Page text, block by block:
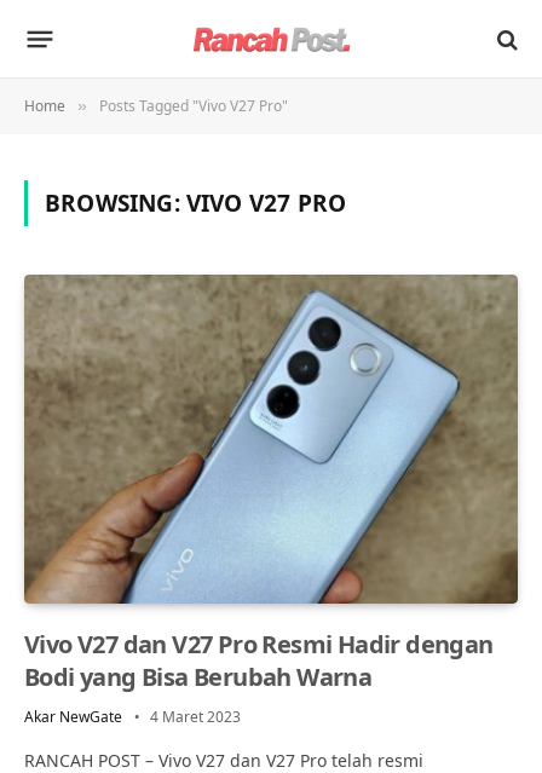
Home » Posts Tagged "Vivo V27 Pro"
BROWSING:VIVO V27 PRO
Vivo V27 dan V27 Pro Resmi Hadir dengan
Bodi yang Bisa Berubah Warna
Akar NewGate 4 Maret 2023
RANCAH POST – Vivo V27 dan V27 Pro telah resmi